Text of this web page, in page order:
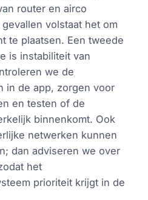
router en airco
volstaat het om
te plaatsen. Een tweede
is instabiliteit van
we de
in de app, zorgen voor
en testen of de
binnenkomt. Ook
netwerken kunnen
dan adviseren we over
het
prioriteit krijgt in de